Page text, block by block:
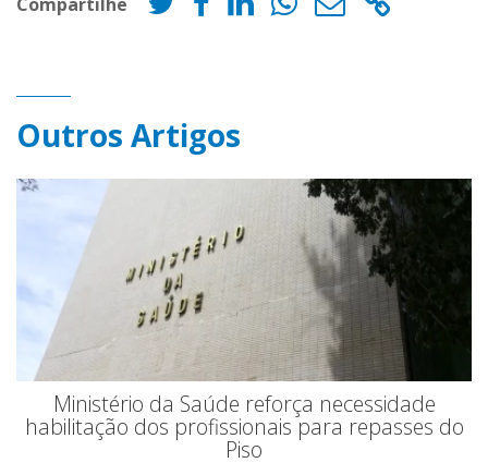
Outros Artigos
Ministério da Saúde reforça necessidade
habilitação dos profissionais para repasses do
Piso